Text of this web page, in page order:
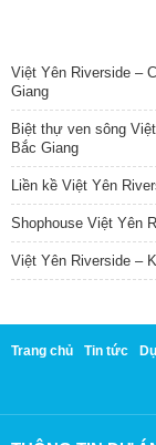
Việt Yên Riverside –
Giang
Biệt thự ven sông
Bắc Giang
Liền kề Việt Yên
Shophouse Việt Yên
Việt Yên Riverside –
Trang chủ Tin tức